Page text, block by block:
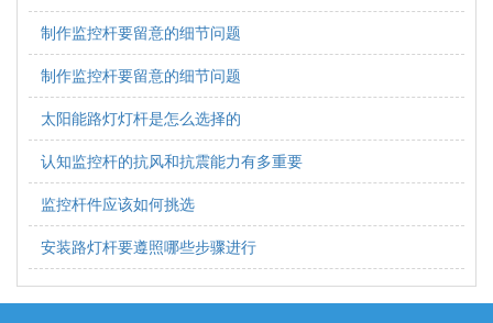
制作监控杆要留意的细节问题
制作监控杆要留意的细节问题
太阳能路灯灯杆是怎么选择的
认知监控杆的抗风和抗震能力有多重要
监控杆件应该如何挑选
安装路灯杆要遵照哪些步骤进行